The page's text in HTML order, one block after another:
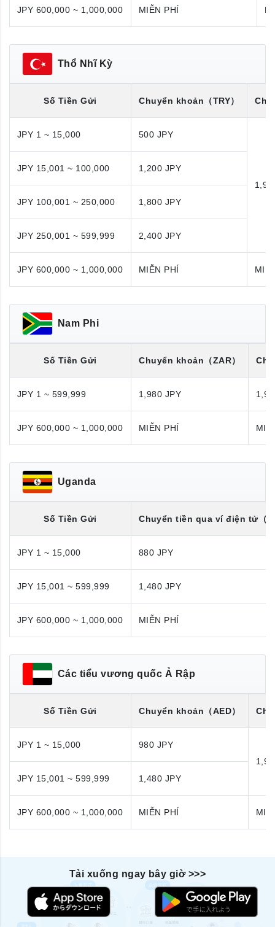
JPY 600,000 ~ 1,000,000 MIỄN PHÍ
Thổ Nhĩ Kỳ
Số Tiền Gửi Chuyển khoản （TRY）
JPY 1 ~ 15,000 500 JPY
JPY 15,001 ~ 100,000 1,200 JPY
JPY 100,001 ~ 250,000 1,800 JPY
JPY 250,001 ~ 599,999 2,400 JPY
JPY 600,000 ~ 1,000,000 MIỄN PHÍ
Nam Phi
Số Tiền Gửi Chuyển khoản （ZAR）
JPY 1 ~ 599,999 1,980 JPY
JPY 600,000 ~ 1,000,000 MIỄN PHÍ
Uganda
Số Tiền Gửi Chuyển tiền qua ví điện tử（
JPY 1 ~ 15,000 880 JPY
JPY 15,001 ~ 599,999 1,480 JPY
JPY 600,000 ~ 1,000,000 MIỄN PHÍ
Các tiểu vương quốc Ả Rập
Số Tiền Gửi Chuyển khoản （AED）
JPY 1 ~ 15,000
980 JPY
JPY 15,001 ~ 599,999
1,480 JPY
JPY 600,000 ~ 1,000,000 MIỄN PHÍ
Tải xuống ngay bây giờ >>>